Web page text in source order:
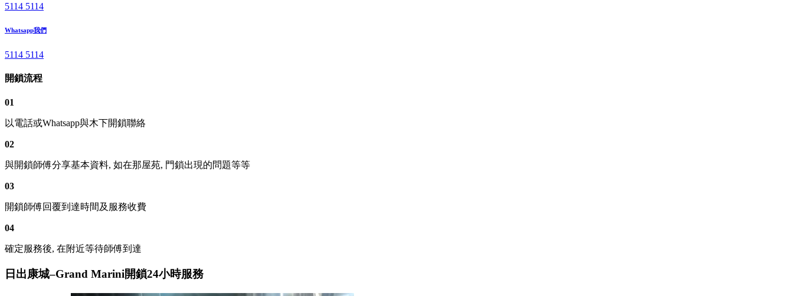
5114 5114
Whatsapp我們
5114 5114
開鎖流程
01
以電話或Whatsapp與木下開鎖聯絡
02
與開鎖師傅分享基本資料, 如在那屋苑, 門鎖出現的問題等等
03
開鎖師傅回覆到達時間及服務收費
04
確定服務後, 在附近等待師傅到達
日出康城–Grand Marini開鎖24小時服務